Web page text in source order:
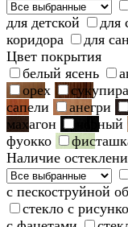
для детской
для
коридора
для
Цвет покрытия
белый ясень
орех
сукупира
сапели
анегри
махагон
черный
фуокко
Наличие
с пескоструйной
стекло с